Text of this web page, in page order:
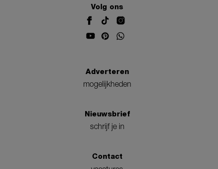
Volg ons
Adverteren
mogelijkheden
Nieuwsbrief
schrijf je in
Contact